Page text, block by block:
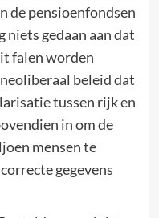
de pensioenfondsen
niets gedaan aan dat
falen worden
beleid dat
tussen rijk en
in om de
mensen te
gegevens